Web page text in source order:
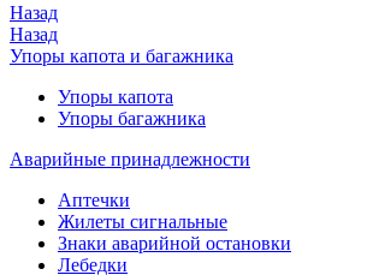
Назад
Назад
Упоры капота и багажника
Упоры капота
Упоры багажника
Аварийные принадлежности
Аптечки
Жилеты сигнальные
Знаки аварийной остановки
Лебедки